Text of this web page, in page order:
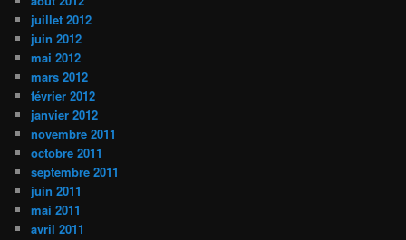
juillet 2012
juin 2012
mai 2012
mars 2012
février 2012
janvier 2012
novembre 2011
octobre 2011
septembre 2011
juin 2011
mai 2011
avril 2011